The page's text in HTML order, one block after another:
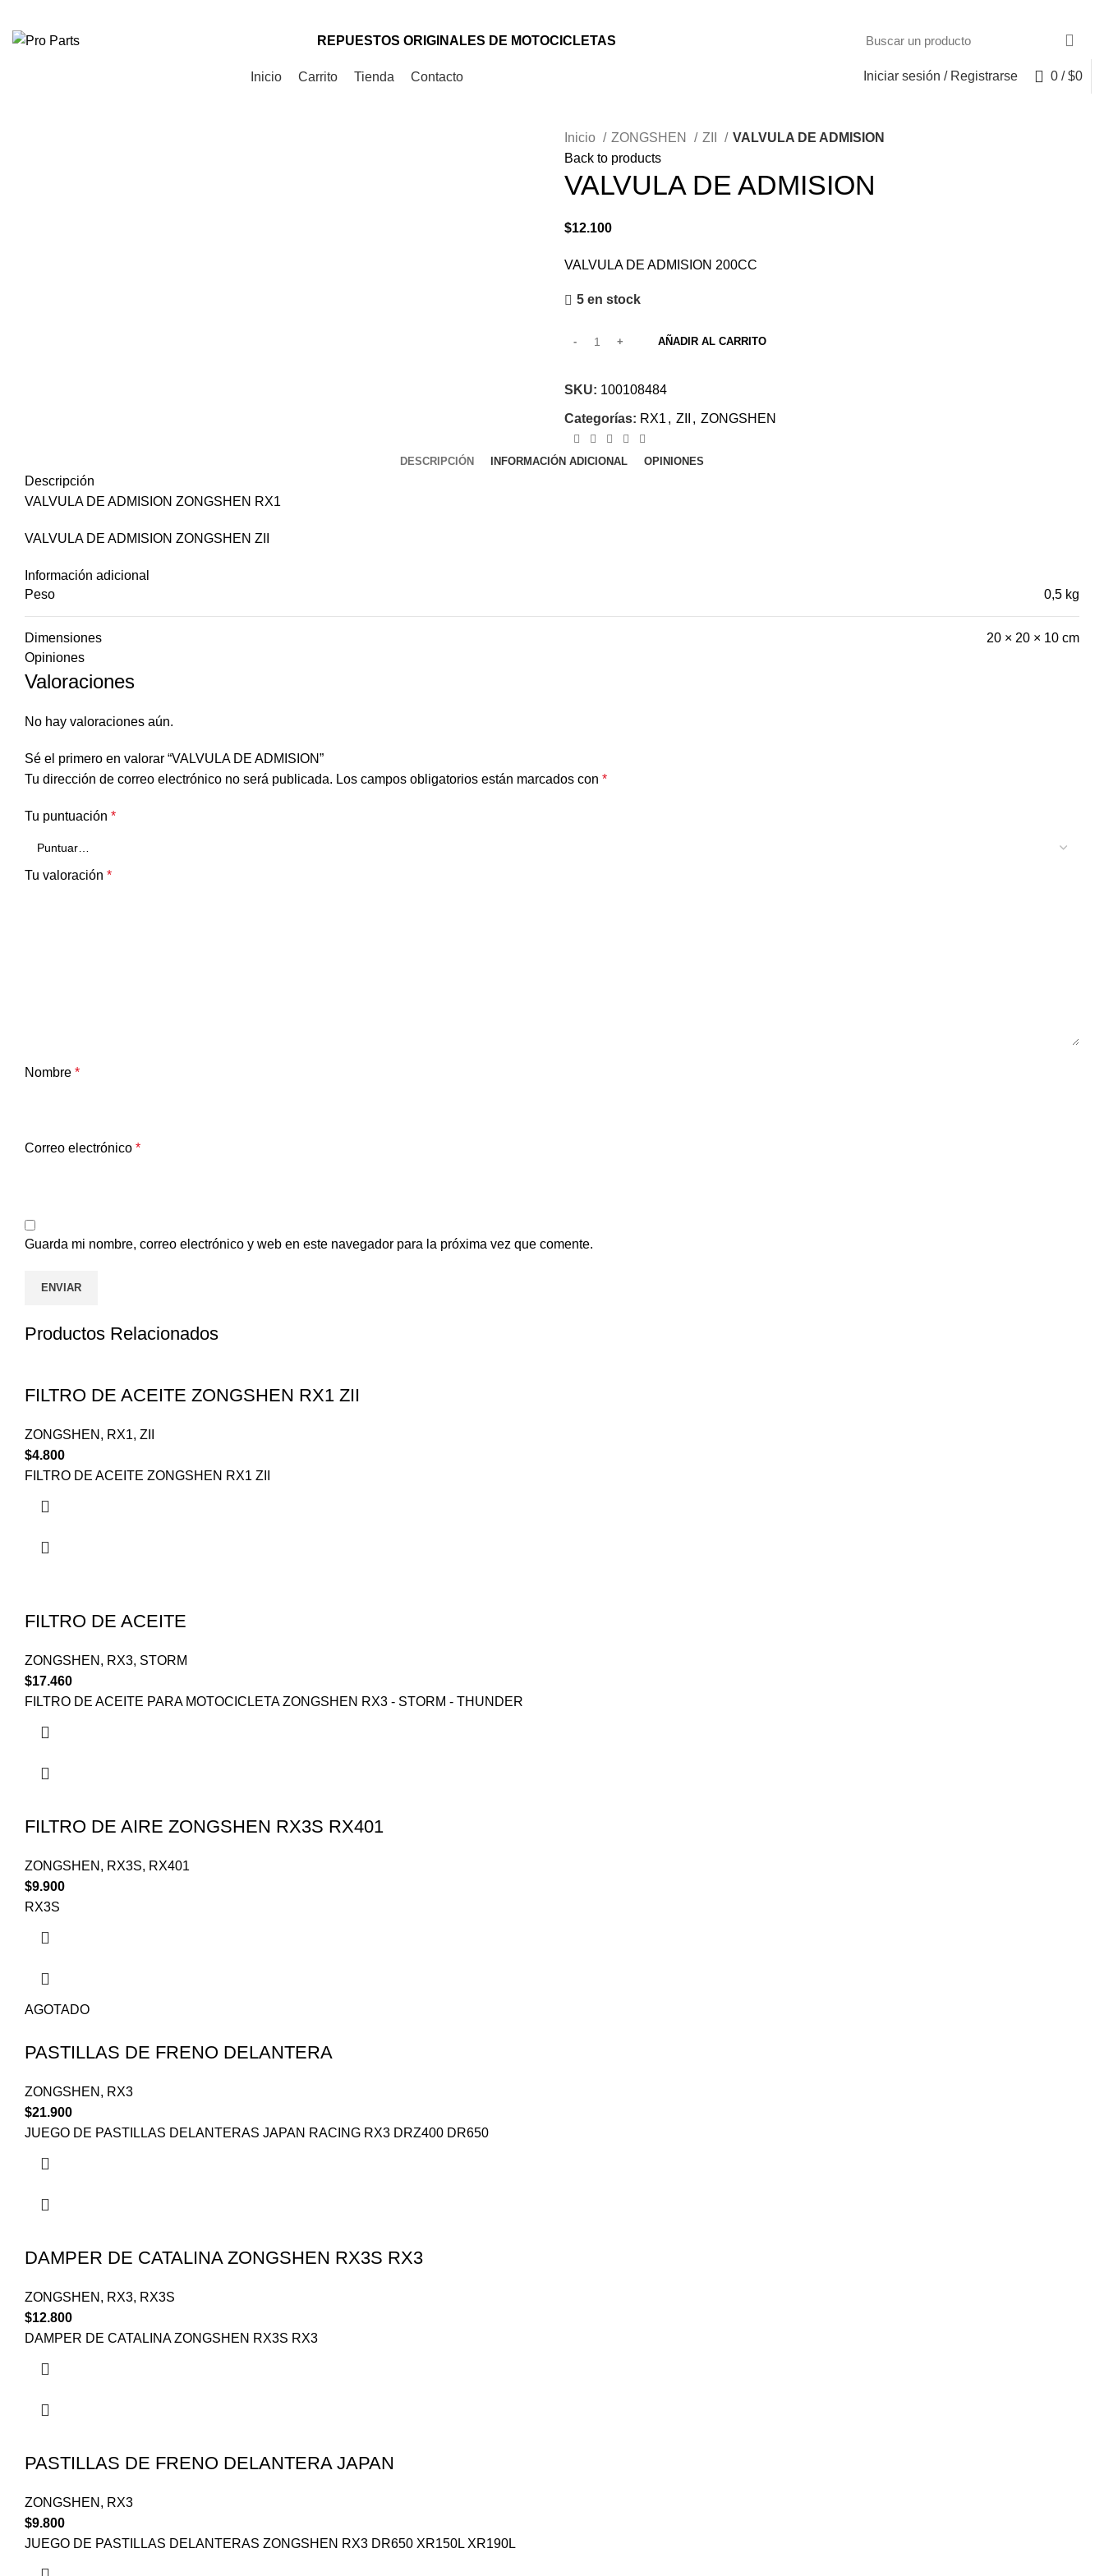
REPUESTOS ORIGINALES DE MOTOCICLETAS
Inicio Carrito Tienda Contacto Iniciar sesión / Registrarse 0 / $0
Inicio ZONGSHEN ZII
VALVULA DE ADMISION
Back to products
VALVULA DE ADMISION
$12.100
VALVULA DE ADMISION 200CC
5 en stock
AÑADIR AL CARRITO
SKU: 100108484
Categorías: RX1 , ZII , ZONGSHEN
DESCRIPCIÓN INFORMACIÓN ADICIONAL OPINIONES
Descripción
VALVULA DE ADMISION ZONGSHEN RX1
VALVULA DE ADMISION ZONGSHEN ZII
Información adicional
Peso
0,5 kg
Dimensiones
20 × 20 × 10 cm
Opiniones
Valoraciones
No hay valoraciones aún.
Sé el primero en valorar “VALVULA DE ADMISION”
Tu dirección de correo electrónico no será publicada. Los campos obligatorios están marcados con *
Tu puntuación *
Tu valoración *
Nombre *
Correo electrónico *
Guarda mi nombre, correo electrónico y web en este navegador para la próxima vez que comente.
Productos Relacionados
FILTRO DE ACEITE ZONGSHEN RX1 ZII
ZONGSHEN , RX1, ZII
$4.800
FILTRO DE ACEITE ZONGSHEN RX1 ZII
FILTRO DE ACEITE
ZONGSHEN , RX3, STORM
$17.460
FILTRO DE ACEITE PARA MOTOCICLETA ZONGSHEN RX3 - STORM - THUNDER
FILTRO DE AIRE ZONGSHEN RX3S RX401
ZONGSHEN , RX3S, RX401
$9.900
RX3S
AGOTADO
PASTILLAS DE FRENO DELANTERA
ZONGSHEN , RX3
$21.900
JUEGO DE PASTILLAS DELANTERAS JAPAN RACING RX3 DRZ400 DR650
DAMPER DE CATALINA ZONGSHEN RX3S RX3
ZONGSHEN , RX3, RX3S
$12.800
DAMPER DE CATALINA ZONGSHEN RX3S RX3
PASTILLAS DE FRENO DELANTERA JAPAN
ZONGSHEN , RX3
$9.800
JUEGO DE PASTILLAS DELANTERAS ZONGSHEN RX3 DR650 XR150L XR190L